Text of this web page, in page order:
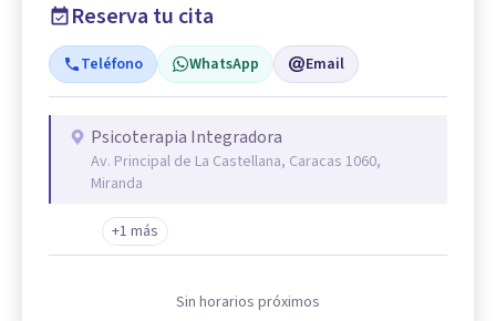
Reserva tu cita
Teléfono WhatsApp Email
Psicoterapia Integradora
Av. Principal de La Castellana, Caracas 1060,
Miranda
+1 más
Sin horarios próximos